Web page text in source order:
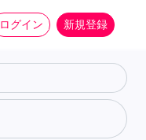
ログイン 新規登録